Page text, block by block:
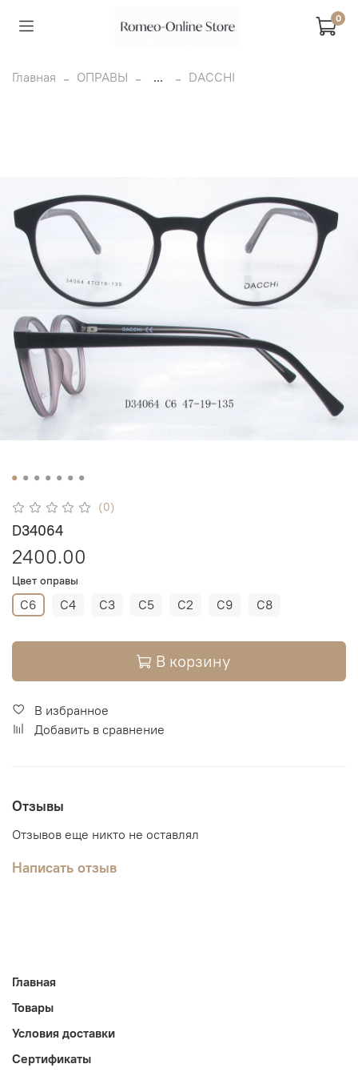
0
Главная ОПРАВЫ ... DACCHI
(0)
D34064
2400.00
Цвет оправы
C6 C4 C3 C5 C2 C9 C8
В корзину
В избранное
Добавить в сравнение
Отзывы
Отзывов еще никто не оставлял
Написать отзыв
Главная
Товары
Условия доставки
Сертификаты